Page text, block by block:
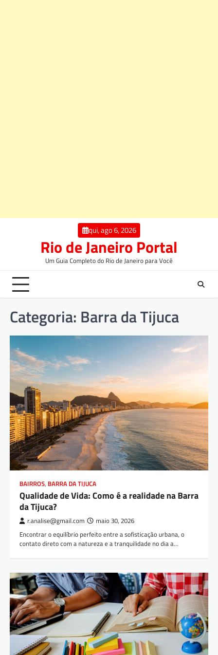
qui, ago 6, 2026
Rio de Janeiro Portal
Um Guia Completo do Rio de Janeiro para Você
Categoria: Barra da Tijuca
BAIRROS, BARRA DA TIJUCA
Qualidade de Vida: Como é a realidade na Barra
da Tijuca?
r.analise@gmail.com maio 30, 2026
Encontrar o equilíbrio perfeito entre a sofisticação urbana, o
contato direto com a natureza e a tranquilidade no dia a…